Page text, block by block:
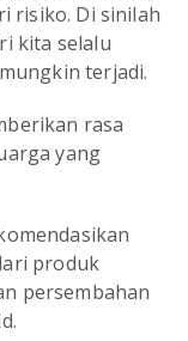
risiko. Di sinilah
kita selalu
terjadi.
rasa
yang
produk
persembahan